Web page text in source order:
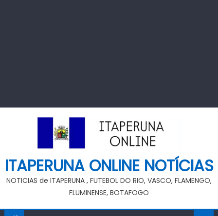
ITAPERUNA ONLINE NOTÍCIAS
NOTICIAS de ITAPERUNA , FUTEBOL DO RIO, VASCO, FLAMENGO,
FLUMINENSE, BOTAFOGO